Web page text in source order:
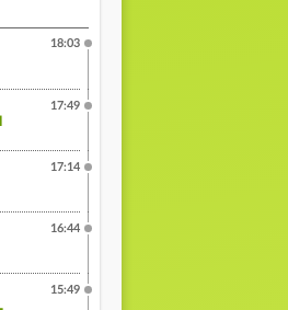
18:03
17:49
17:14
16:44
15:49